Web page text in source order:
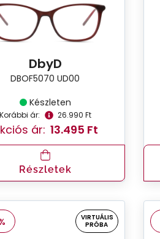
DbyD
DBOF5070 UD00
Készleten
Korábbi ár: 26.990 Ft
ár: 13.495 Ft
Részletek
VIRTUÁLIS
PRÓBA